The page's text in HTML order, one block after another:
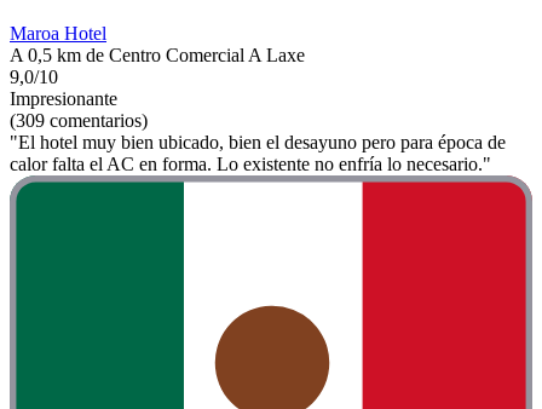
Maroa Hotel
A 0,5 km de Centro Comercial A Laxe
9,0/10
Impresionante
(309 comentarios)
"El hotel muy bien ubicado, bien el desayuno pero para época de
calor falta el AC en forma. Lo existente no enfría lo necesario."